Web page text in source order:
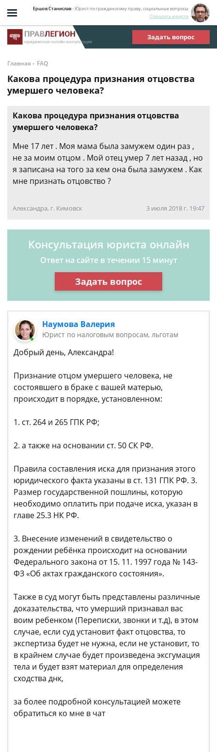
Ершов Станислав- Юрист по гражданскому праву, социальные вопросы
Спросить юриста
Задать вопрос
Главная - FAQ
Какова процедура признания отцовства
умершего человека?
Какова процедура признания отцовства
умершего человека?
Мне 17 лет . Моя мама была замужем один раз ,
не за моим отцом . Мой отец умер 7 лет назад , но
я записана на того за кем она была замужем . Как
мне признать отцовство ?
Александра, г. Кимовск 3 июля 2018 г. 19:47
Консультация юриста онлайн
Ответ на сайте в течении 15 минут
Задать вопрос
Наумова Валерия
Юрист по налоговым вопросам, льготам
Добрый день, Александра!
Признание отцом умершего человека, не
состоявшего в браке с вашей матерью,
происходит в порядке, установленном:
1. ст. 264 и 265 ГПК РФ;
2. а также на основании ст. 50 СК РФ.
Правила составления иска для признания этого
юридического факта указаны в ст. 131 ГПК РФ. 3.
Размер государственной пошлины, которую
необходимо оплатить при подаче иска, указан в
главе 25.3 НК РФ.
3. Внесение изменений в свидетельство о
рождении ребёнка происходит на основании
Федерального закона от 15. 11. 1997 года № 143-
ФЗ «Об актах гражданского состояния».
Также в суд могут быть представлены различные
доказательства, что умерший признавал вас
воим ребенком (Переписки, звонки и т.д), в этом
случае, если суд установит факт отцовства, то
экспертиза будет не нужна, если не установит, то
в крайнем случае будет произведена эксгумация
тела и будет взят материал для определения
сходства днк,
за более подробной консультацией можете
обратиться ко мне в чат